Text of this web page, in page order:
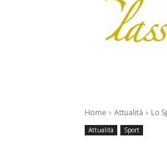
Home Attualità Lo
Attualità Sport